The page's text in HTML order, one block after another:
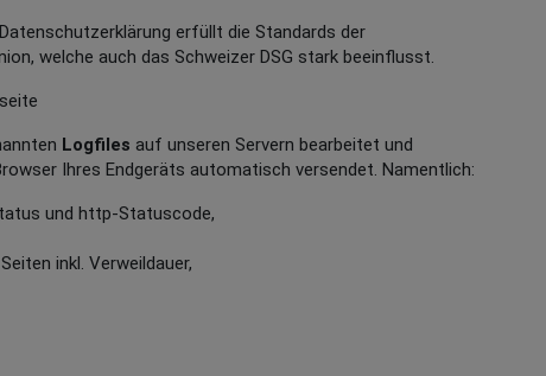
erfüllt die Standards der
welche auch das Schweizer DSG stark beeinflusst.
Logfiles auf unseren Servern bearbeitet und
Ihres Endgeräts automatisch versendet. Namentlich:
und http-Statuscode,
inkl. Verweildauer,